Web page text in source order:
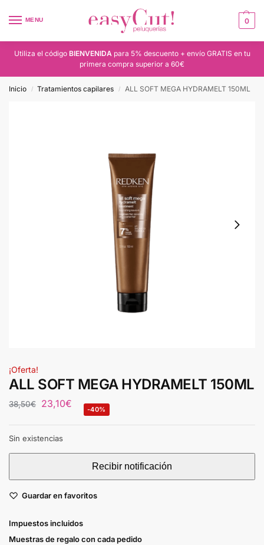
MENU 0
Utiliza el código BIENVENIDApara 5% descuento + envío GRATIS en tu
primera compra superior a 60€
Inicio / Tratamientos capilares / ALL SOFT MEGA HYDRAMELT 150ML
¡Oferta!
ALL SOFT MEGA HYDRAMELT 150ML
38,50€ 23,10€ -40%
Sin existencias
Guardar en favoritos
Impuestos incluidos
Muestras de regalo con cada pedido